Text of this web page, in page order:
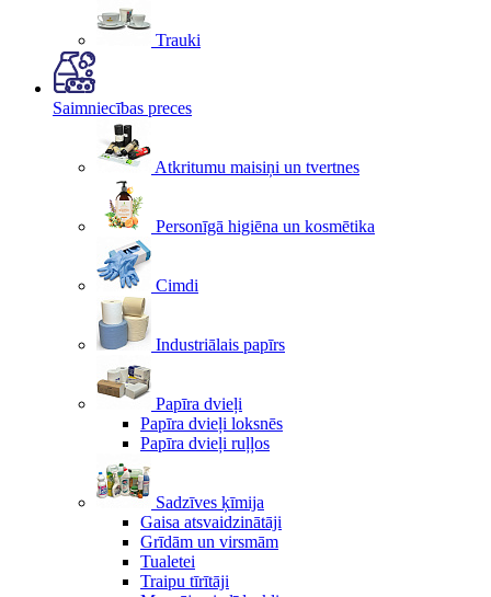
Trauki
Saimniecības preces
Atkritumu maisiņi un tvertnes
Personīgā higiēna un kosmētika
Cimdi
Industriālais papīrs
Papīra dvieļi
Papīra dvieļi loksnēs
Papīra dvieļi ruļļos
Sadzīves ķīmija
Gaisa atsvaidzinātāji
Grīdām un virsmām
Tualetei
Traipu tīrītāji